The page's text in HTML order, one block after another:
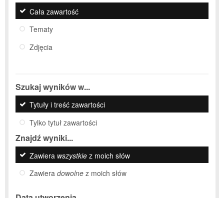
Cała zawartość
Tematy
Zdjęcia
Szukaj wyników w...
Tytuły i treść zawartości
Tylko tytuł zawartości
Znajdź wyniki...
Zawiera wszystkie z moich słów
Zawiera dowolne z moich słów